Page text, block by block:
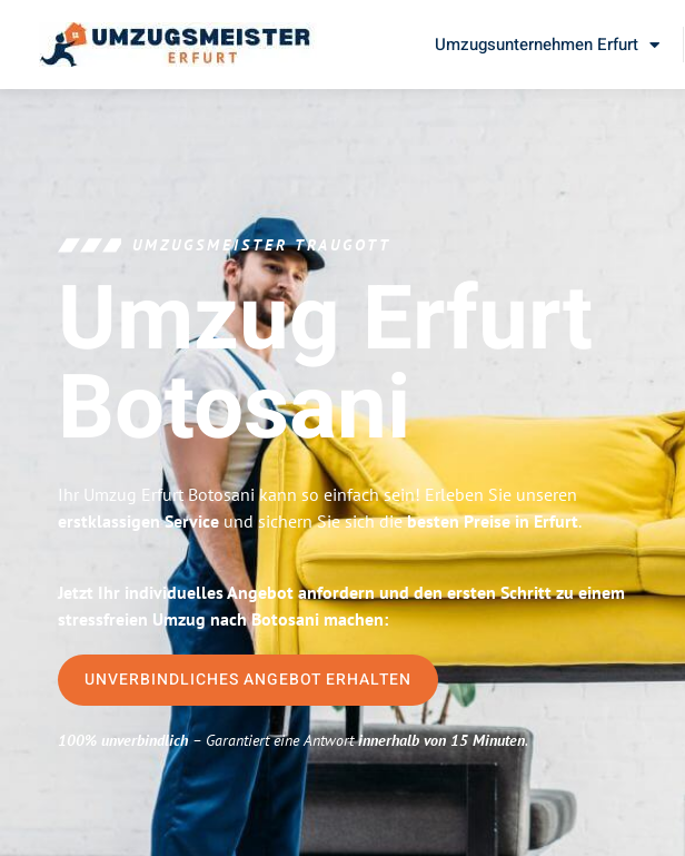
Umzugsunternehmen Erfurt
UMZUGSMEISTER TRAUGOTT
Umzug Erfurt
Botosani
Ihr Umzug Erfurt Botosani kann so einfach sein! Erleben Sie unseren
erstklassigen Service und sichern Sie sich diebesten Preise in Erfurt.
Jetzt Ihr individuelles Angebot anfordern und den ersten Schritt zu einem
stressfreien Umzug nach Botosani machen:
UNVERBINDLICHES ANGEBOT ERHALTEN
100% unverbindlich– Garantiert eine Antwortinnerhalb von 15 Minuten.